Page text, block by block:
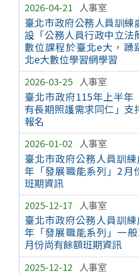
2026-04-21 人事室
臺北市政府公務人員訓練
設「公務人員行政中立法
數位課程於臺北e大，踴
北e大數位學習網學習
2026-03-25 人事室
臺北市政府115年上半年
有長期照護需求同仁」支
報名
2026-01-02 人事室
臺北市政府公務人員訓
年「發展職能系列」2月
班期資訊
2025-12-17 人事室
臺北市政府公務人員訓
年「發展職能系列」一
月份尚有餘額班期資訊
2025-12-12 人事室